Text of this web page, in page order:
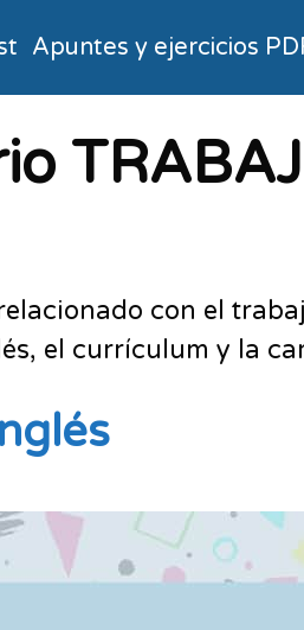
Apuntes y ejercicios
con el
el currículum y la